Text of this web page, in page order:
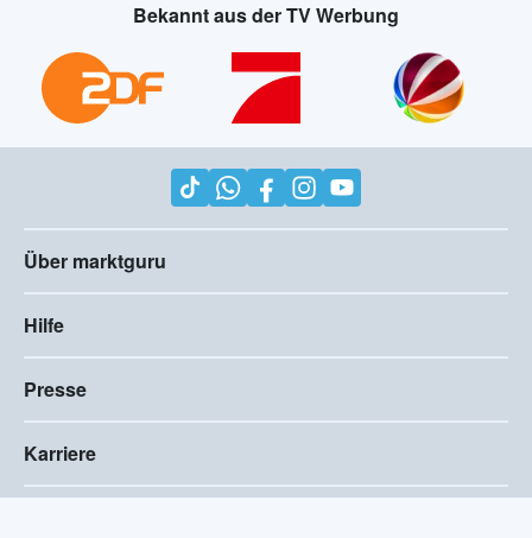
Bekannt aus der TV Werbung
Über marktguru
Hilfe
Presse
Karriere